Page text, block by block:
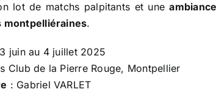
lot de matchs palpitants et une
.
juin au 4 juillet 2025
Club de la Pierre Rouge, Montpellier
: Gabriel VARLET